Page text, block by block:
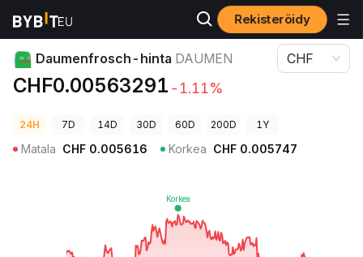
Rekisteröidy
Kryptohinnat Daumenfrosch-hinta DAUMEN
Daumenfrosch-hinta DAUMEN
CHF0.00563291 -1.11%
CHF
24H 7D 14D 30D 60D 200D 1Y
Matala CHF 0.005616 Korkea CHF 0.005747